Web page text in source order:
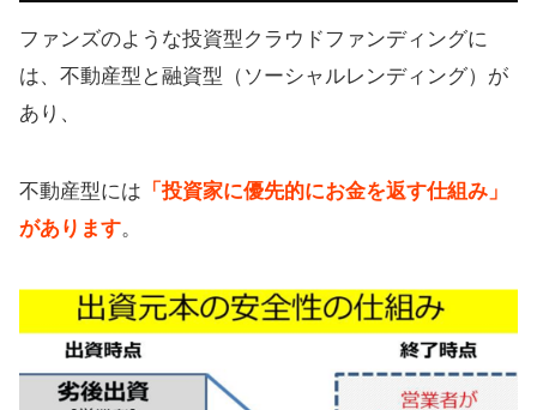
ファンズのような投資型クラウドファンディングに
は、不動産型と融資型（ソーシャルレンディング）が
あり、
不動産型には 「投資家に優先的にお金を返す仕組み」
があります。